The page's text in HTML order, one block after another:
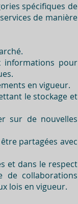
spécifiques de
de manière
informations pour
en vigueur.
le stockage et
sur de nouvelles
partagées avec
et dans le respect
de collaborations
lois en vigueur.